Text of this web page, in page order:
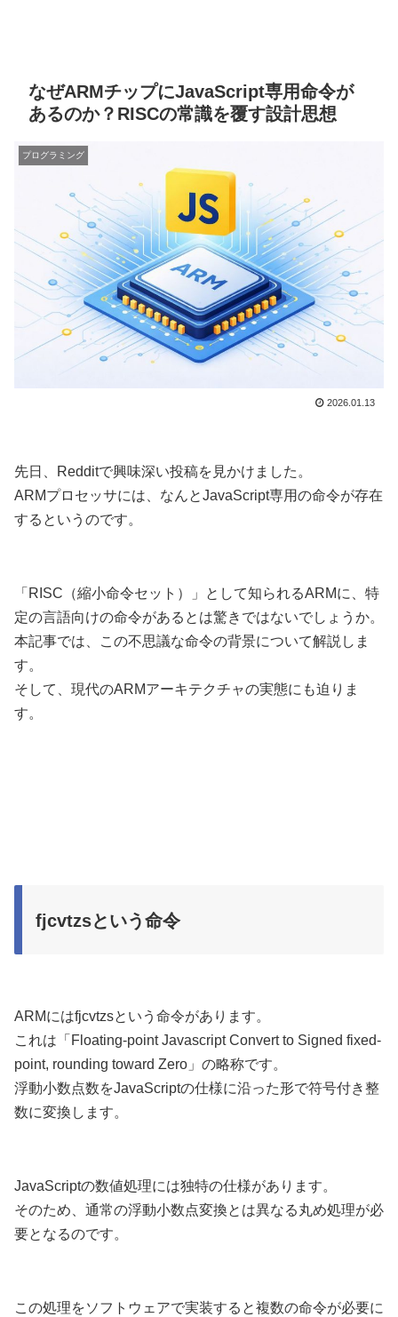
なぜARMチップにJavaScript専用命令が
あるのか？RISCの常識を覆す設計思想
プログラミング
2026.01.13
先日、Redditで興味深い投稿を見かけました。
ARMプロセッサには、なんとJavaScript専用の命令が存在
するというのです。
「RISC（縮小命令セット）」として知られるARMに、特
定の言語向けの命令があるとは驚きではないでしょうか。
本記事では、この不思議な命令の背景について解説しま
す。
そして、現代のARMアーキテクチャの実態にも迫りま
す。
fjcvtzsという命令
ARMにはfjcvtzsという命令があります。
これは「Floating-point Javascript Convert to Signed fixed-
point, rounding toward Zero」の略称です。
浮動小数点数をJavaScriptの仕様に沿った形で符号付き整
数に変換します。
JavaScriptの数値処理には独特の仕様があります。
そのため、通常の浮動小数点変換とは異なる丸め処理が必
要となるのです。
この処理をソフトウェアで実装すると複数の命令が必要に